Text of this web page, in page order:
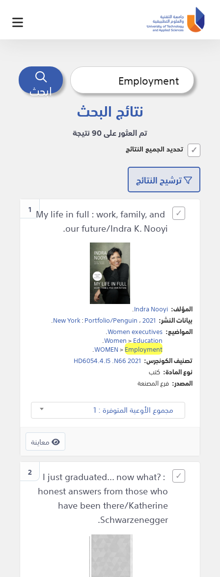
ابحث
نتائج البحث
تم العثور على 90 نتيجة
تحديد الجميع النتائج
ترشيح النتائج
1 My life in full : work, family, and
our future/Indra K. Nooyi.
المؤلف: Indra Nooyi
.
بيانات النشر:
New York:Portfolio/Penguin ،2021
.
المواضيع: Women executives
.
Women>Education
.
WOMEN>Employment
.
تصنيف الكونجرس: HD6054.4.I5 .N66 2021
نوع المادة: كتب
المصدر: فرع المصنعة
مجموع الأوعية المتوفرة : 1
معاينة
2
I just graduated... now what? :
honest answers from those who
have been there/Katherine
Schwarzenegger.